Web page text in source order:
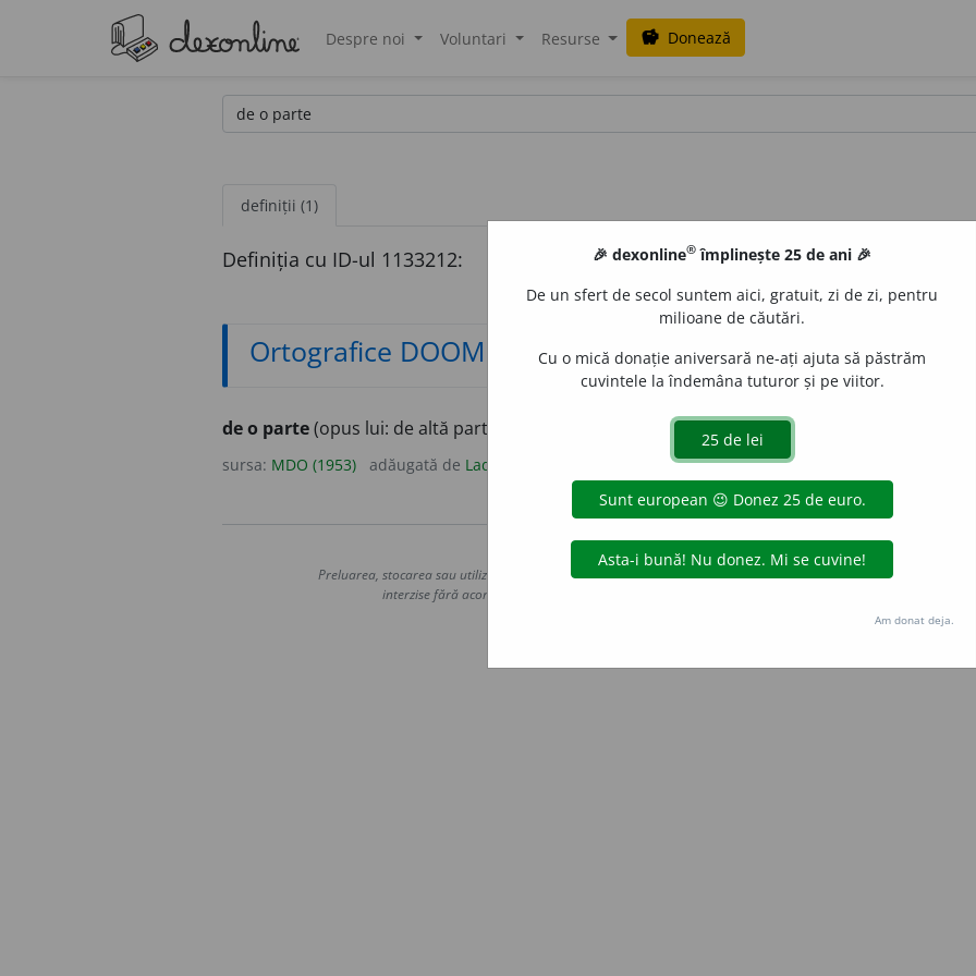
Despre noi Voluntari Resurse savings Donează
definiții (1)
Definiția cu ID-ul 1133212:
Ortografice DOOM
de o parte(opus lui: de altă parte)
sursa: MDO (1953) adăugată de Ladislau Strifler
Copyright © 2004-2026 dexonline (https://dexonline.ro)
Preluarea, stocarea sau utilizarea datelor de pe acest site, inclusiv prin orice metode de extragere automată
interzise fără acordul nostru prealabil scris, cu excepția seturilor de date oferite oficial spre utilizare
Hosterion
🎉 dexonline® împlinește 25 de ani 🎉
De un sfert de secol suntem aici, gratuit, zi de zi, pentru
milioane de căutări.
Cu o mică donație aniversară ne-ați ajuta să păstrăm
cuvintele la îndemâna tuturor și pe viitor.
Am donat deja.